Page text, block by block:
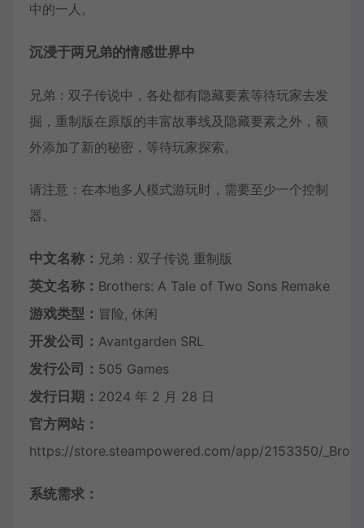
中的一人。
沉浸于两兄弟的情感世界中
兄弟：双子传说中，各处都有隐藏要素等待玩家去发
掘，重制版在原版的丰富故事线及隐藏要素之外，额
外添加了新的秘密，等待玩家探索。
请注意：在本地多人模式游玩时，需要至少一个控制
器。
中文名称： 兄弟：双子传说 重制版
英文名称： Brothers: A Tale of Two Sons Remake
游戏类型： 冒险, 休闲
开发公司： Avantgarden SRL
发行公司： 505 Games
发行日期： 2024 年 2 月 28 日
官方网站：
https://store.steampowered.com/app/2153350/
系统需求：